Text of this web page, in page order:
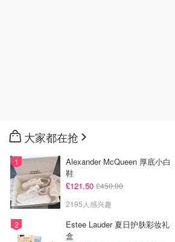
大家都在抢
Alexander McQueen 厚底小白
鞋
£121.50 £450.00
2195人感兴趣
Estee Lauder 夏日护肤彩妆礼
盒